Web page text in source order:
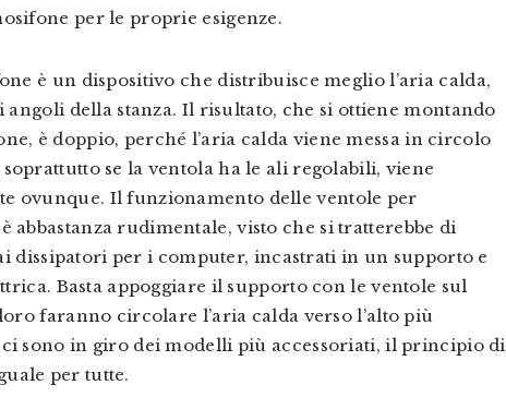
per le proprie esigenze.
è un dispositivo che distribuisce meglio l’aria calda,
della stanza. Il risultato, che si ottiene montando
è doppio, perché l’aria calda viene messa in circolo
se la ventola ha le ali regolabili, viene
ovunque. Il funzionamento delle ventole per
abbastanza rudimentale, visto che si tratterebbe di
dissipatori per i computer, incastrati in un supporto e
Basta appoggiare il supporto con le ventole sul
faranno circolare l’aria calda verso l’alto più
ci sono in giro dei modelli più accessoriati, il principio di
per tutte.